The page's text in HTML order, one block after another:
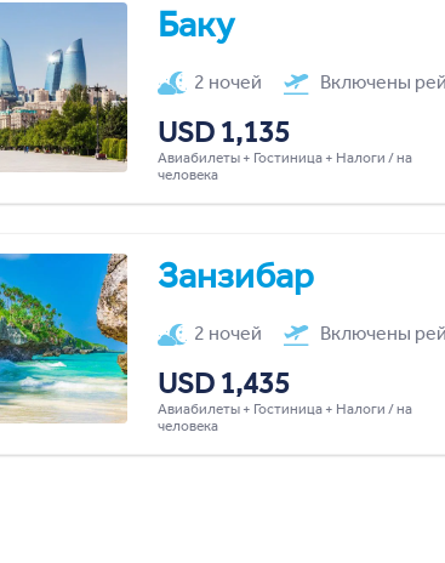
Баку
2 ночей Включены
USD 1,135
Авиабилеты + Гостиница + Налоги / на
человека
Занзибар
2 ночей Включены
USD 1,435
Авиабилеты + Гостиница + Налоги / на
человека